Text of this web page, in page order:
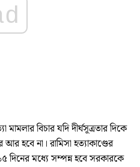
বিচার যদি দীর্ঘসূত্রতার দিকে
হবে না। রামিসা হত্যাকাণ্ডের
দিনের মধ্যে সম্পন্ন হবে সরকারকে